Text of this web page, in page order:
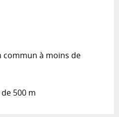
à moins de
500 m